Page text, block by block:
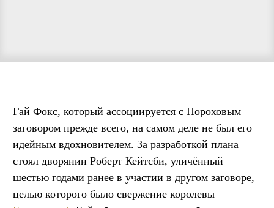
Гай Фокс, который ассоциируется с Пороховым
заговором прежде всего, на самом деле не был его
идейным вдохновителем. За разработкой плана
стоял дворянин Роберт Кейтсби, уличённый
шестью годами ранее в участии в другом заговоре,
целью которого было свержение королевы